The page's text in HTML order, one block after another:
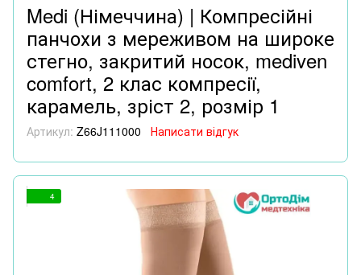
Medi (Німеччина) | Компресійні
панчохи з мереживом на широке
стегно, закритий носок, mediven
comfort, 2 клас компресії,
карамель, зріст 2, розмір 1
Артикул: Z66J111000 Написати відгук
4